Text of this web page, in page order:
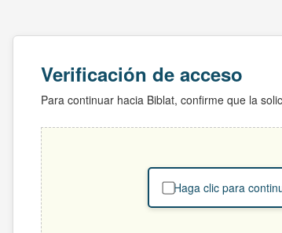
Verificación de acceso
Para continuar hacia Biblat, confirme que la
Haga clic para